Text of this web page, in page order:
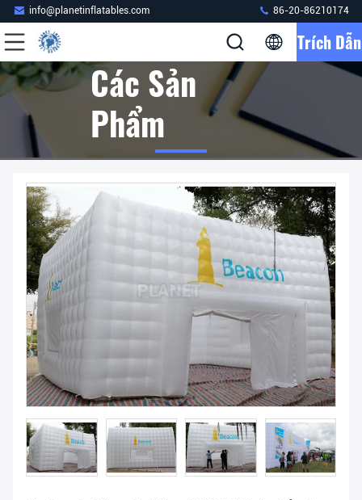
info@planetinflatables.com 86-20-86210174
Trích Dẫn
Các Sản
Phẩm